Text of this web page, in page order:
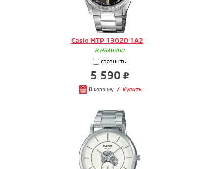
Casio MTP-1302D-1A2
в наличии
сравнить
5 590
В корзину Купить